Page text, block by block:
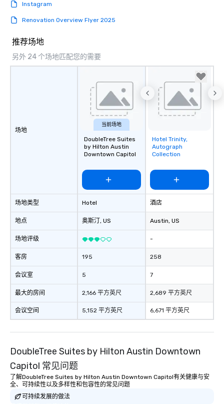
offerings, and friendly, helpful support
makes life easier for event planners,
management companies. We respect
role, and value your time. We’re
keenly aware that you, along with your
clients and customer, and driven by
success. We will not disappoint! We
generously support companies and
organizations who work in the events
community. Premiere supports the
broader community too, and is a
generous contributor, especially to
furry family members, and value
opportunities to support them as well.
and look forward to meeting you.
Instagram
Renovation Overview Flyer 2025
推荐场地
另外 24 个场地匹配您的需要
场地
场地类型
地点
场地评级
客房
会议室
最大的房间
会议空间
当前场地
DoubleTree Suites
by Hilton Austin
Downtown Capitol
Hotel
奥斯汀 , US
195
5
2,166 平方英尺
5,152 平方英尺
Removed from
favorites
Hotel Trinity,
Autograph
Collection
酒店
Austin, US
-
258
7
2,689 平方英尺
6,671 平方英尺
DoubleTree Suites by Hilton Austin Downtown
Capitol 常见问题
了解DoubleTree Suites by Hilton Austin Downtown Capitol有关健康与安
全、可持续性以及多样性和包容性的常见问题
可持续发展的做法